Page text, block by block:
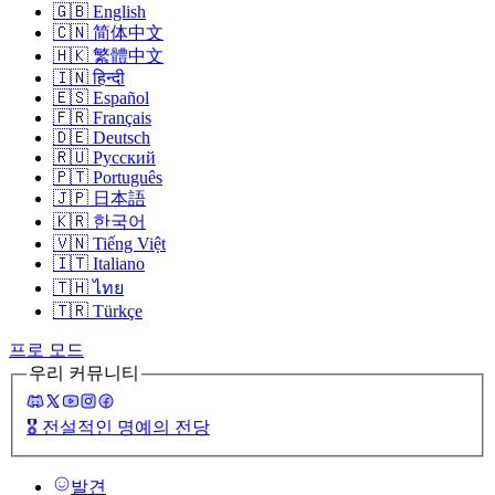
🇬🇧 English
🇨🇳 简体中文
🇭🇰 繁體中文
🇮🇳 हिन्दी
🇪🇸 Español
🇫🇷 Français
🇩🇪 Deutsch
🇷🇺 Русский
🇵🇹 Português
🇯🇵 日本語
🇰🇷 한국어
🇻🇳 Tiếng Việt
🇮🇹 Italiano
🇹🇭 ไทย
🇹🇷 Türkçe
프로 모드
우리 커뮤니티
🎖️ 전설적인 명예의 전당
발견